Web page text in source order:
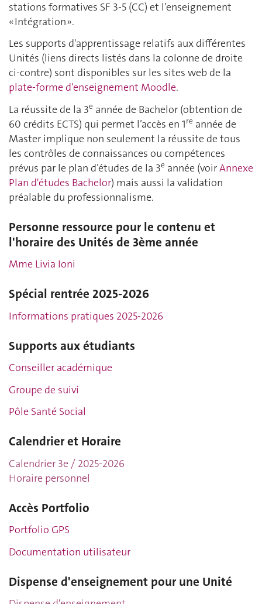
stations formatives SF 3-5 (CC) et l’enseignement
« Intégration ».
Les supports d'apprentissage relatifs aux différentes
Unités (liens directs listés dans la colonne de droite
ci-contre) sont disponibles sur les sites web de la
plate-forme d'enseignement Moodle.
La réussite de la 3e année de Bachelor (obtention de
60 crédits ECTS) qui permet l’accès en 1re année de
Master implique non seulement la réussite de tous
les contrôles de connaissances ou compétences
prévus par le plan d’études de la 3e année (voirAnnexe
Plan d'études Bachelor) mais aussi la validation
préalable du professionnalisme.
Personne ressource pour le contenu et
l'horaire des Unités de 3ème année
Mme Livia Ioni
Spécial rentrée 2025-2026
Informations pratiques 2025-2026
Supports aux étudiants
Conseiller académique
Groupe de suivi
Pôle Santé Social
Calendrier et Horaire
Calendrier 3e / 2025-2026
Horaire personnel
Accès Portfolio
Portfolio GPS
Documentation utilisateur
Dispense d'enseignement pour une Unité